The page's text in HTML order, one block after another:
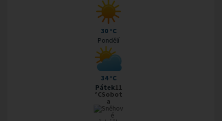
30 °C
Pondělí
34 °C
Pátek11
°CSobot
a